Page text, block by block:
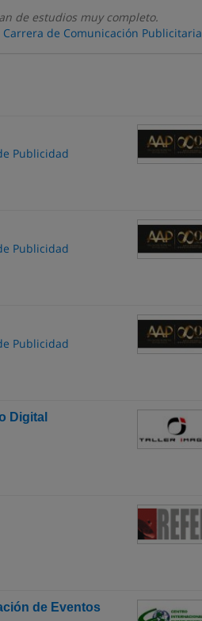
de estudios muy completo.
Carrera de Comunicación Publicitaria
Publicidad
Publicidad
Publicidad
Digital
de Eventos